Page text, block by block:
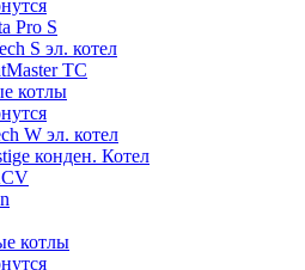
Pro S
S эл. котел
TC
котлы
W эл. котел
конден. Котел
котлы